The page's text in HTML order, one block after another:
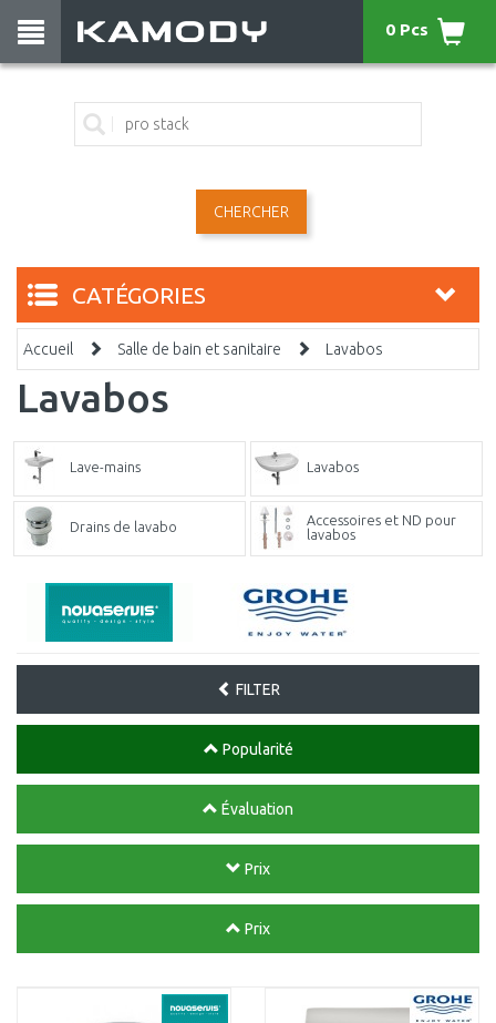
CHERCHER
0 Pcs
CATÉGORIES
Accueil Salle de bain et sanitaire Lavabos
Lavabos
Lave-mains Lavabos
Drains de lavabo
Accessoires et ND pour
lavabos
FILTER
Popularité
Évaluation
Prix
Prix